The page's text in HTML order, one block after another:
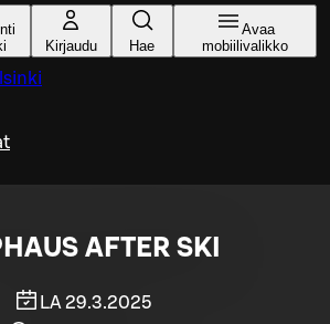
Kirjaudu Hae
Avaa
mobiilivalikko
AFTER SKI
LA 29.3.2025